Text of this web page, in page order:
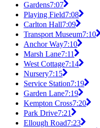
Gardens7:07
Playing Field7:08
Carlton Hall7:09
Transport Museum7:10
Anchor Way7:10
Marsh Lane7:11
West Cottage7:14
Nursery7:15
Service Station7:19
Garden Lane7:19
Kempton Cross7:20
Park Drive7:21
Ellough Road7:23